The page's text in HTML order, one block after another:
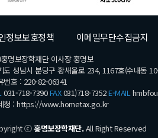
정보보호정책 이메일무단수집금지
명보장학재단 이사장 홍명보
도 성남시 분당구 황새울로 234, 1167호(수내동
번호 : 220-82-06341
031-718-7390FAX031)718-7352E-MAIL
청 : https://www.hometax.go.kr
ⓒ홍명보장학재단.All Right Reserved